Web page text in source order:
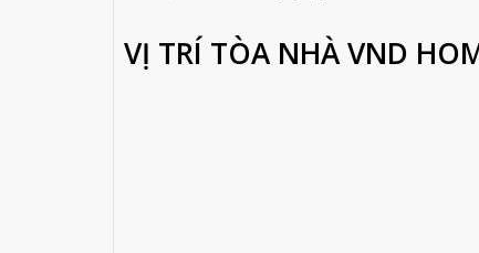
VỊ TRÍ TÒA NHÀ VND